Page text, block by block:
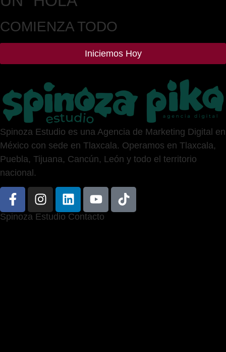
COMIENZA TODO
Iniciemos Hoy
Spinoza Estudio es una Agencia de Marketing Digital en
México con sede en Tlaxcala. Operamos en Tlaxcala,
Puebla, Tijuana, Cancún, León y todo el territorio
nacional.
Spinoza Estudio Contacto